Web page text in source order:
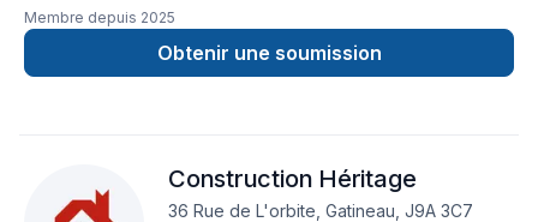
Membre depuis 2025
Obtenir une soumission
Construction Héritage
36 Rue de L'orbite, Gatineau, J9A 3C7